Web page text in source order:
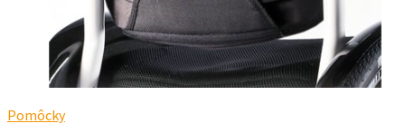
Pomôcky